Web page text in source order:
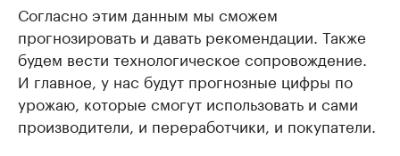
Согласно этим данным мы сможем
прогнозировать и давать рекомендации. Также
будем вести технологическое сопровождение.
И главное, у нас будут прогнозные цифры по
урожаю, которые смогут использовать и сами
производители, и переработчики, и покупатели.